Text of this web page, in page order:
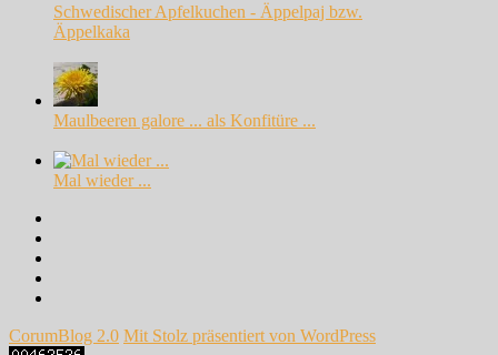
Schwedischer Apfelkuchen - Äppelpaj bzw.
Äppelkaka
Maulbeeren galore ... als Konfitüre ...
Mal wieder ...
CorumBlog 2.0 Mit Stolz präsentiert von WordPress